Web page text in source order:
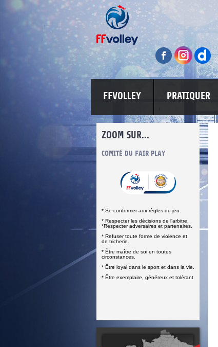
FFVOLLEY PRATIQUER
ZOOM SUR...
DOCUMENTS UTILES
CLIQUEZ ICI
COMITÉ DU FAIR PLAY
* Se conformer aux règles du jeu.
* Respecter les décisions de l’arbitre.
*Respecter adversaires et partenaires.
* Refuser toute forme de violence et
de tricherie.
* Être maître de soi en toutes
circonstances.
* Être loyal dans le sport et dans la vie.
* Être exemplaire, généreux et tolérant
LUTTE